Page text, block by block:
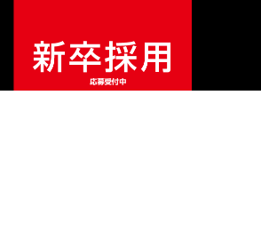
販売価格¥2,750（税込）